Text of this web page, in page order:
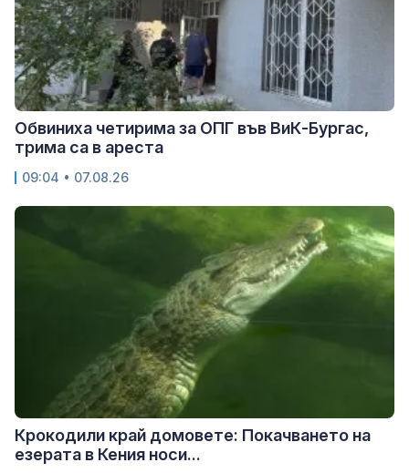
Обвиниха четирима за ОПГ във ВиК-Бургас,
трима са в ареста
09:04 • 07.08.26
Крокодили край домовете: Покачването на
езерата в Кения носи...